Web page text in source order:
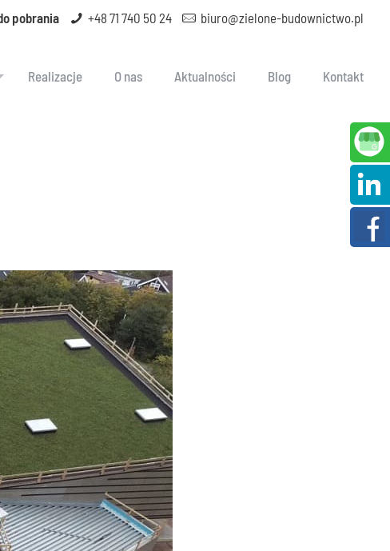
pobrania +48 71 740 50 24 biuro@zielone-budownictwo.pl
Realizacje O nas Aktualności Blog Kontakt